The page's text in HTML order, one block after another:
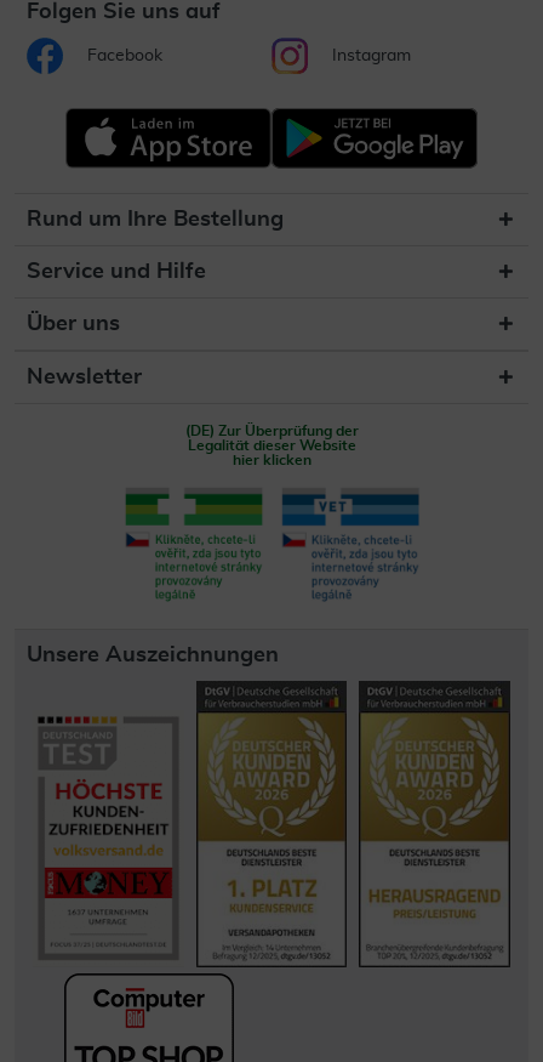
Folgen Sie uns auf
Facebook Instagram
Rund um Ihre Bestellung
Service und Hilfe
Über uns
Newsletter
(DE) Zur Überprüfung der
Legalität dieser Website
hier klicken
Unsere Auszeichnungen